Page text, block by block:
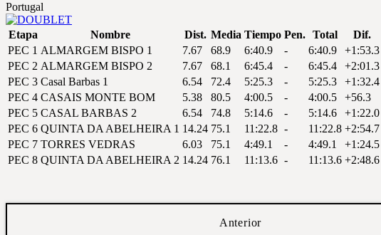
Portugal
Etapa Nombre Dist. Media Tiempo Pen. Total Dif.
PEC 1 ALMARGEM BISPO 1 7.67 68.9 6:40.9 - 6:40.9 +1:53.3
PEC 2 ALMARGEM BISPO 2 7.67 68.1 6:45.4 - 6:45.4 +2:01.3
PEC 3 Casal Barbas 1 6.54 72.4 5:25.3 - 5:25.3 +1:32.4
PEC 4 CASAIS MONTE BOM 5.38 80.5 4:00.5 - 4:00.5 +56.3
PEC 5 CASAL BARBAS 2 6.54 74.8 5:14.6 - 5:14.6 +1:22.0
PEC 6 QUINTA DA ABELHEIRA 1 14.24 75.1 11:22.8 - 11:22.8 +2:54.7
PEC 7 TORRES VEDRAS 6.03 75.1 4:49.1 - 4:49.1 +1:24.5
PEC 8 QUINTA DA ABELHEIRA 2 14.24 76.1 11:13.6 - 11:13.6 +2:48.6
Anterior